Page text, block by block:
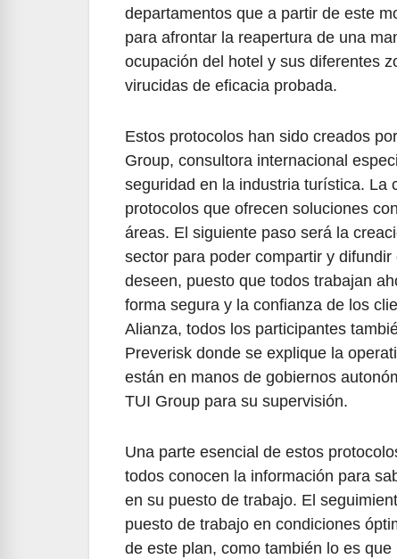
departamentos que a partir de este
para afrontar la reapertura de una
ocupación del hotel y sus diferentes
virucidas de eficacia probada.
Estos protocolos han sido creados
Group, consultora internacional
seguridad en la industria turística. La
protocolos que ofrecen soluciones
áreas. El siguiente paso será la
sector para poder compartir y
deseen, puesto que todos trabajan
forma segura y la confianza de los
Alianza, todos los participantes
Preverisk donde se explique la
están en manos de gobiernos
TUI Group para su supervisión.
Una parte esencial de estos
todos conocen la información para
en su puesto de trabajo. El
puesto de trabajo en condiciones
de este plan, como también lo es